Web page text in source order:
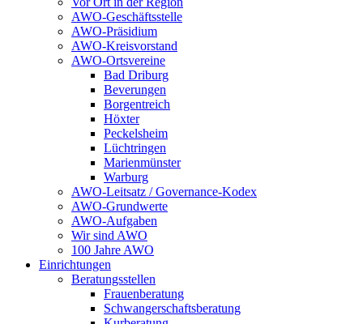
AWO-Geschäftsstelle
AWO-Präsidium
AWO-Kreisvorstand
AWO-Ortsvereine
Bad Driburg
Beverungen
Borgentreich
Höxter
Peckelsheim
Lüchtringen
Marienmünster
Warburg
AWO-Leitsatz / Governance-Kodex
AWO-Grundwerte
AWO-Aufgaben
Wir sind AWO
100 Jahre AWO
Einrichtungen
Beratungsstellen
Frauenberatung
Schwangerschaftsberatung